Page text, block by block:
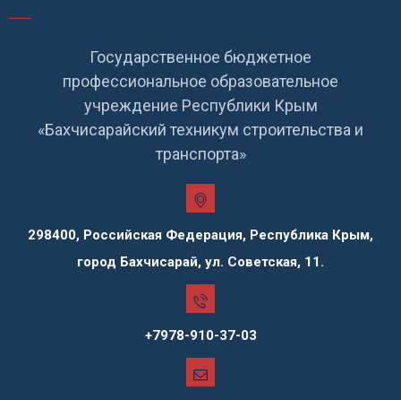
Государственное бюджетное
профессиональное образовательное
учреждение Республики Крым
«Бахчисарайский техникум строительства и
транспорта»
298400, Российская Федерация, Республика Крым,
город Бахчисарай, ул. Советская, 11.
+7978-910-37-03